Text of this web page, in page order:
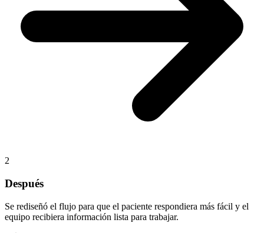
2
Después
Se rediseñó el flujo para que el paciente respondiera más fácil y el
equipo recibiera información lista para trabajar.